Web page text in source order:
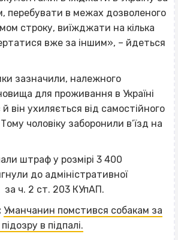
перебувати в межах дозволеного
строку, виїжджати на кілька
вже за іншим», – йдеться
зазначили, належного
для проживання в Україні
він ухиляється від самостійного
чоловіку заборонили в’їзд на
штраф у розмірі 3 400
до адміністративної
за ч. 2 ст. 203 КУпАП.
Уманчанин помстився собакам за
в підпалі.